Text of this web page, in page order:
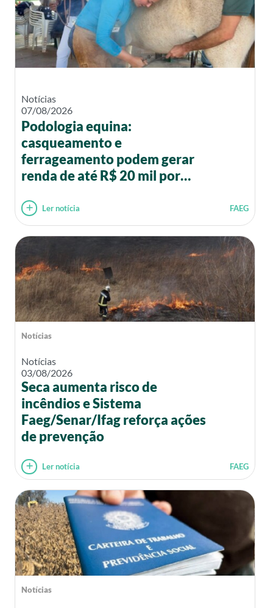
Notícias
07/08/2026
Podologia equina:
casqueamento e
ferrageamento podem gerar
renda de até R$ 20 mil por
Ler notícia FAEG
Notícias
Notícias
03/08/2026
Seca aumenta risco de
incêndios e Sistema
Faeg/Senar/Ifag reforça ações
de prevenção
Ler notícia FAEG
Notícias